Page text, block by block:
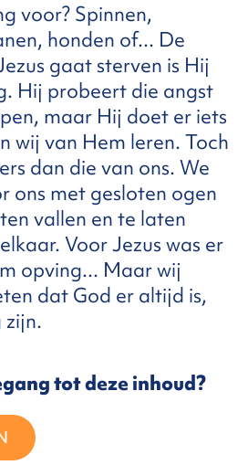
voor? Spinnen,
honden of... De
gaat sterven is Hij
Hij probeert die angst
maar Hij doet er iets
wij van Hem leren. Toch
dan die van ons. We
ons met gesloten ogen
vallen en te laten
Voor Jezus was er
opving... Maar wij
dat God er altijd is,
zijn.
tot deze inhoud?